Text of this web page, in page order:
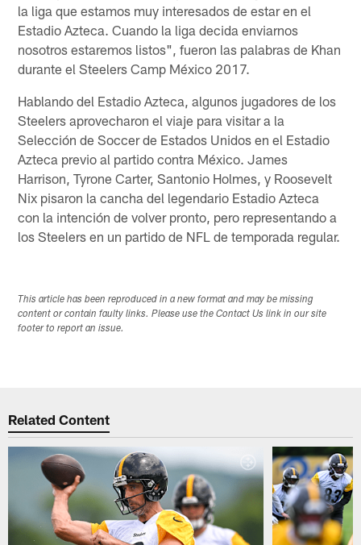
la liga que estamos muy interesados de estar en el
Estadio Azteca. Cuando la liga decida enviarnos
nosotros estaremos listos", fueron las palabras de Khan
durante el Steelers Camp México 2017.
Hablando del Estadio Azteca, algunos jugadores de los
Steelers aprovecharon el viaje para visitar a la
Selección de Soccer de Estados Unidos en el Estadio
Azteca previo al partido contra México. James
Harrison, Tyrone Carter, Santonio Holmes, y Roosevelt
Nix pisaron la cancha del legendario Estadio Azteca
con la intención de volver pronto, pero representando a
los Steelers en un partido de NFL de temporada regular.
This article has been reproduced in a new format and may be missing
content or contain faulty links. Please use the Contact Us link in our site
footer to report an issue.
Related Content